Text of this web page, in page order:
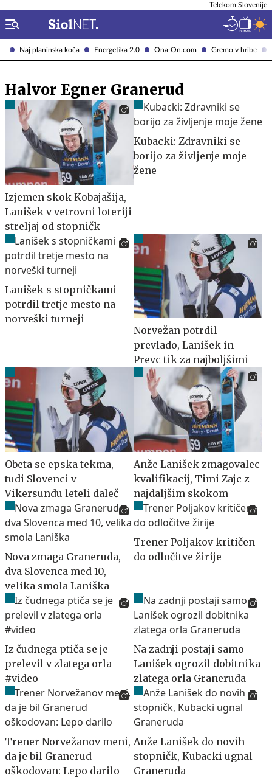
Naj planinska koča Energetika 2.0 Ona-On.com Gremo v hribe
Telekom Slovenije
Halvor Egner Granerud
Izjemen skok Kobajašija,
Lanišek v vetrovni loteriji
streljaj od stopničk
Kubacki: Zdravniki se
borijo za življenje moje
žene
Lanišek s stopničkami
potrdil tretje mesto na
norveški turneji
Norvežan potrdil
prevlado, Lanišek in
Prevc tik za najboljšimi
Obeta se epska tekma,
tudi Slovenci v
Vikersundu leteli daleč
Anže Lanišek zmagovalec
kvalifikacij, Timi Zajc z
najdaljšim skokom
Nova zmaga Graneruda,
dva Slovenca med 10,
velika smola Laniška
Trener Poljakov kritičen
do odločitve žirije
Iz čudnega ptiča se je
prelevil v zlatega orla
#video
Na zadnji postaji samo
Lanišek ogrozil dobitnika
zlatega orla Graneruda
Trener Norvežanov meni,
da je bil Granerud
oškodovan: Lepo darilo
Anže Lanišek do novih
stopničk, Kubacki ugnal
Graneruda